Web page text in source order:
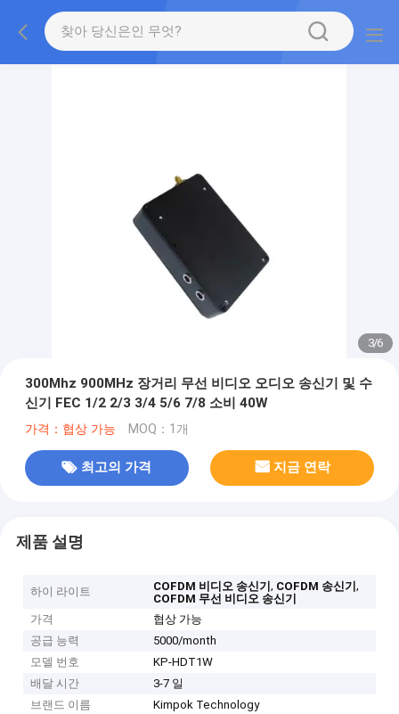
3/6
300Mhz 900MHz 장거리 무선 비디오 오디오 송신기 및 수
신기 FEC 1/2 2/3 3/4 5/6 7/8 소비 40W
가격：협상 가능 MOQ：1개
최고의 가격 지금 연락
제품 설명
하이 라이트 COFDM 비디오 송신기, COFDM 송신기,
COFDM 무선 비디오 송신기
가격
협상 가능
공급 능력
5000/month
모델 번호
KP-HDT1W
배달 시간
3-7 일
브랜드 이름
Kimpok Technology